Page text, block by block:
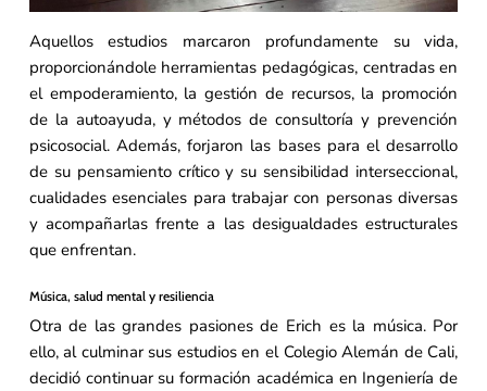
Aquellos estudios marcaron profundamente su vida,
proporcionándole herramientas pedagógicas, centradas en
el empoderamiento, la gestión de recursos, la promoción
de la autoayuda, y métodos de consultoría y prevención
psicosocial. Además, forjaron las bases para el desarrollo
de su pensamiento crítico y su sensibilidad interseccional,
cualidades esenciales para trabajar con personas diversas
y acompañarlas frente a las desigualdades estructurales
que enfrentan.
Música, salud mental y resiliencia
Otra de las grandes pasiones de Erich es la música. Por
ello, al culminar sus estudios en el Colegio Alemán de Cali,
decidió continuar su formación académica en Ingeniería de